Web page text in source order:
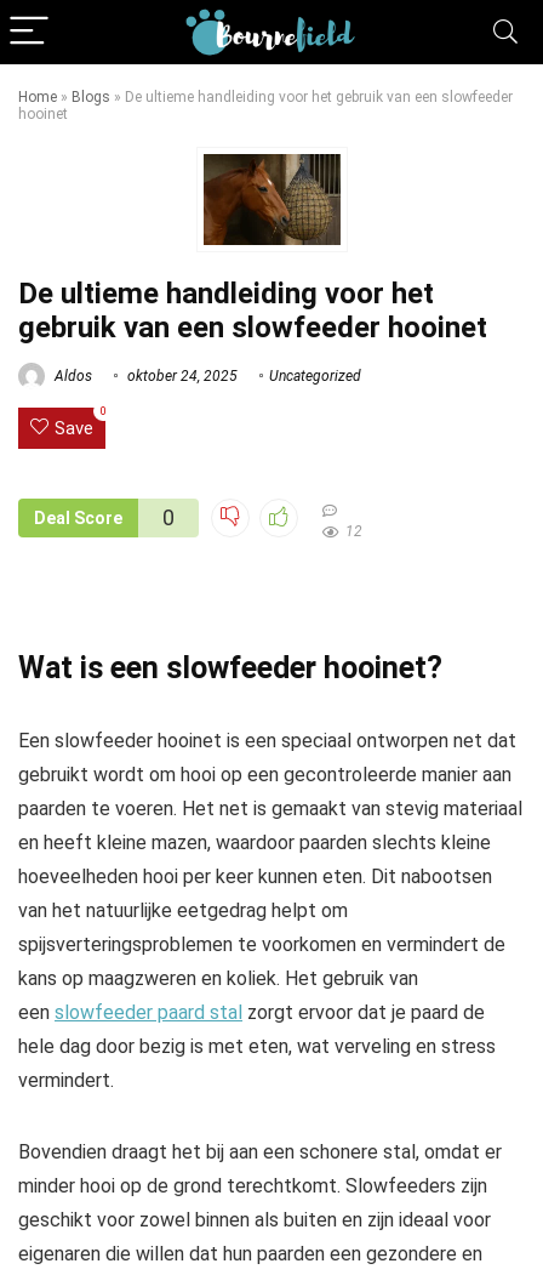
Home » Blogs » De ultieme handleiding voor het gebruik van een slowfeeder
hooinet
De ultieme handleiding voor het
gebruik van een slowfeeder hooinet
Aldos oktober 24, 2025 Uncategorized
Save
0
Deal Score 0
12
Wat is een slowfeeder hooinet?
Een slowfeeder hooinet is een speciaal ontworpen net dat
gebruikt wordt om hooi op een gecontroleerde manier aan
paarden te voeren. Het net is gemaakt van stevig materiaal
en heeft kleine mazen, waardoor paarden slechts kleine
hoeveelheden hooi per keer kunnen eten. Dit nabootsen
van het natuurlijke eetgedrag helpt om
spijsverteringsproblemen te voorkomen en vermindert de
kans op maagzweren en koliek. Het gebruik van
een slowfeeder paard stal zorgt ervoor dat je paard de
hele dag door bezig is met eten, wat verveling en stress
vermindert.
Bovendien draagt het bij aan een schonere stal, omdat er
minder hooi op de grond terechtkomt. Slowfeeders zijn
geschikt voor zowel binnen als buiten en zijn ideaal voor
eigenaren die willen dat hun paarden een gezondere en